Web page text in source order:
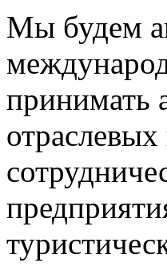
Мы будем
принимать